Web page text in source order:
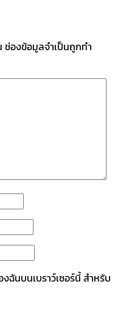
ช่องข้อมูลจำเป็นถูกทำ
ฉันบนเบราว์เซอร์นี้ สำหรับ